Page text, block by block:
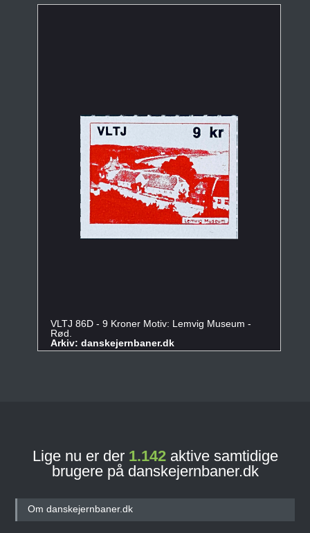
VLTJ 86D - 9 Kroner Motiv: Lemvig Museum -
Rød.
Arkiv: danskejernbaner.dk
Lige nu er der 1.142aktive samtidige
brugere på danskejernbaner.dk
Om danskejernbaner.dk